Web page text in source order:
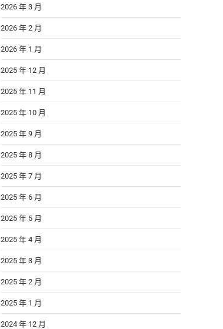
2026 年 3 月
2026 年 2 月
2026 年 1 月
2025 年 12 月
2025 年 11 月
2025 年 10 月
2025 年 9 月
2025 年 8 月
2025 年 7 月
2025 年 6 月
2025 年 5 月
2025 年 4 月
2025 年 3 月
2025 年 2 月
2025 年 1 月
2024 年 12 月